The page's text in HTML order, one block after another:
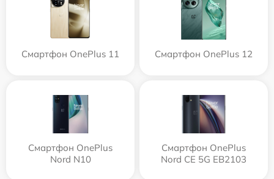
Смартфон OnePlus 11 Смартфон OnePlus 12
Смартфон OnePlus
Nord N10
Смартфон OnePlus
Nord CE 5G EB2103